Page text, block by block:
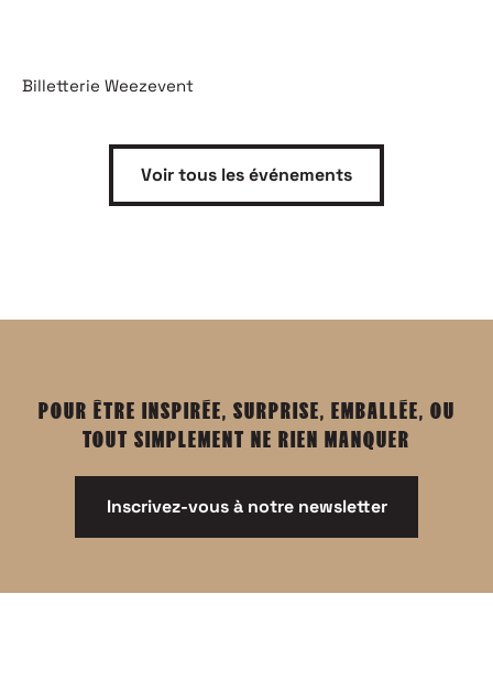
Billetterie Weezevent
Voir tous les événements
POUR ÊTRE INSPIRÉE, SURPRISE, EMBALLÉE, OU
TOUT SIMPLEMENT NE RIEN MANQUER
Inscrivez-vous à notre newsletter